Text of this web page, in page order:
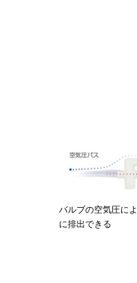
バルブの空気圧に
に排出できる